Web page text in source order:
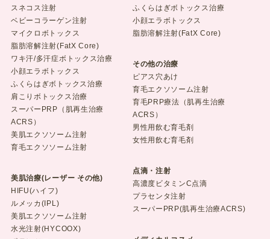
スネコス注射
ベビーコラーゲン注射
マイクロボトックス
脂肪溶解注射(FatX Core)
ワキ汗/多汗症ボトックス治療
小顔エラボトックス
ふくらはぎボトックス治療
肩こりボトックス治療
スーパーPRP（肌再生治療
ACRS）
美肌エクソソーム注射
育毛エクソソーム注射
美肌治療(レーザー その他)
HIFU(ハイフ)
ルメッカ(IPL)
美肌エクソソーム注射
水光注射(HYCOOX)
ふくらはぎボトックス治療
小顔エラボトックス
脂肪溶解注射(FatX Core)
その他の治療
ピアス穴あけ
育毛エクソソーム注射
育毛PRP療法（肌再生治療
ACRS）
男性用飲む育毛剤
女性用飲む育毛剤
点滴・注射
高濃度ビタミンC点滴
プラセンタ注射
スーパーPRP(肌再生治療ACRS)